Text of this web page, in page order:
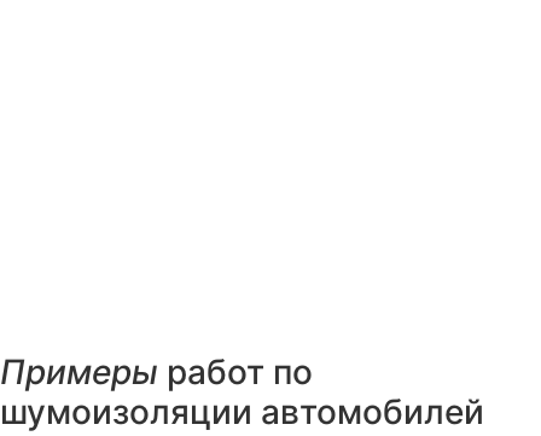
Примеры работ по
шумоизоляции автомобилей